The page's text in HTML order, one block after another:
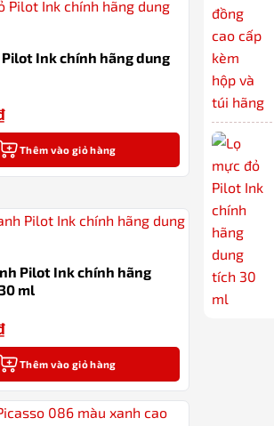
Pilot Ink chính hãng dung
Thêm vào giỏ hàng
Pilot Ink chính hãng
ml
Thêm vào giỏ hàng